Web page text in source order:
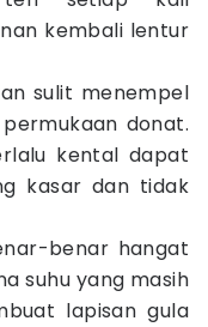
kembali lentur
sulit menempel
donat.
kental dapat
kasar dan tidak
benar hangat
suhu yang masih
lapisan gula